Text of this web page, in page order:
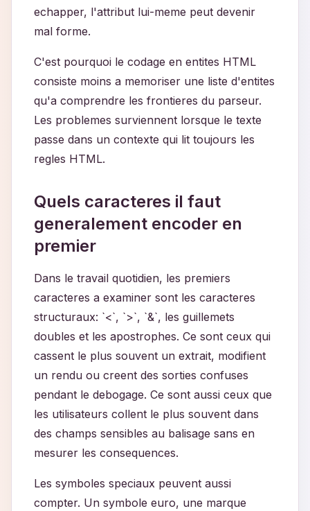
echapper, l'attribut lui-meme peut devenir
mal forme.
C'est pourquoi le codage en entites HTML
consiste moins a memoriser une liste d'entites
qu'a comprendre les frontieres du parseur.
Les problemes surviennent lorsque le texte
passe dans un contexte qui lit toujours les
regles HTML.
Quels caracteres il faut
generalement encoder en
premier
Dans le travail quotidien, les premiers
caracteres a examiner sont les caracteres
structuraux: `<`, `>`, `&`, les guillemets
doubles et les apostrophes. Ce sont ceux qui
cassent le plus souvent un extrait, modifient
un rendu ou creent des sorties confuses
pendant le debogage. Ce sont aussi ceux que
les utilisateurs collent le plus souvent dans
des champs sensibles au balisage sans en
mesurer les consequences.
Les symboles speciaux peuvent aussi
compter. Un symbole euro, une marque